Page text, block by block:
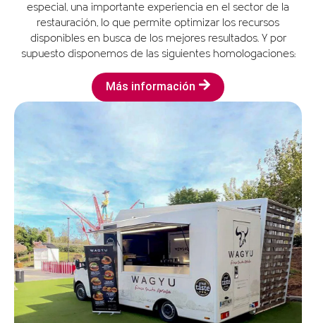
especial, una importante experiencia en el sector de la
restauración, lo que permite optimizar los recursos
disponibles en busca de los mejores resultados. Y por
supuesto disponemos de las siguientes homologaciones:
Más información
Furgoneta
Modelo: Renault master 2023
Medidas (m): 6 largo x 2 ancho
Depósito de agua limpia
Total ocupación vía pública: 15 m²
Consumo estimado: Sistema eléctrico 3000 w